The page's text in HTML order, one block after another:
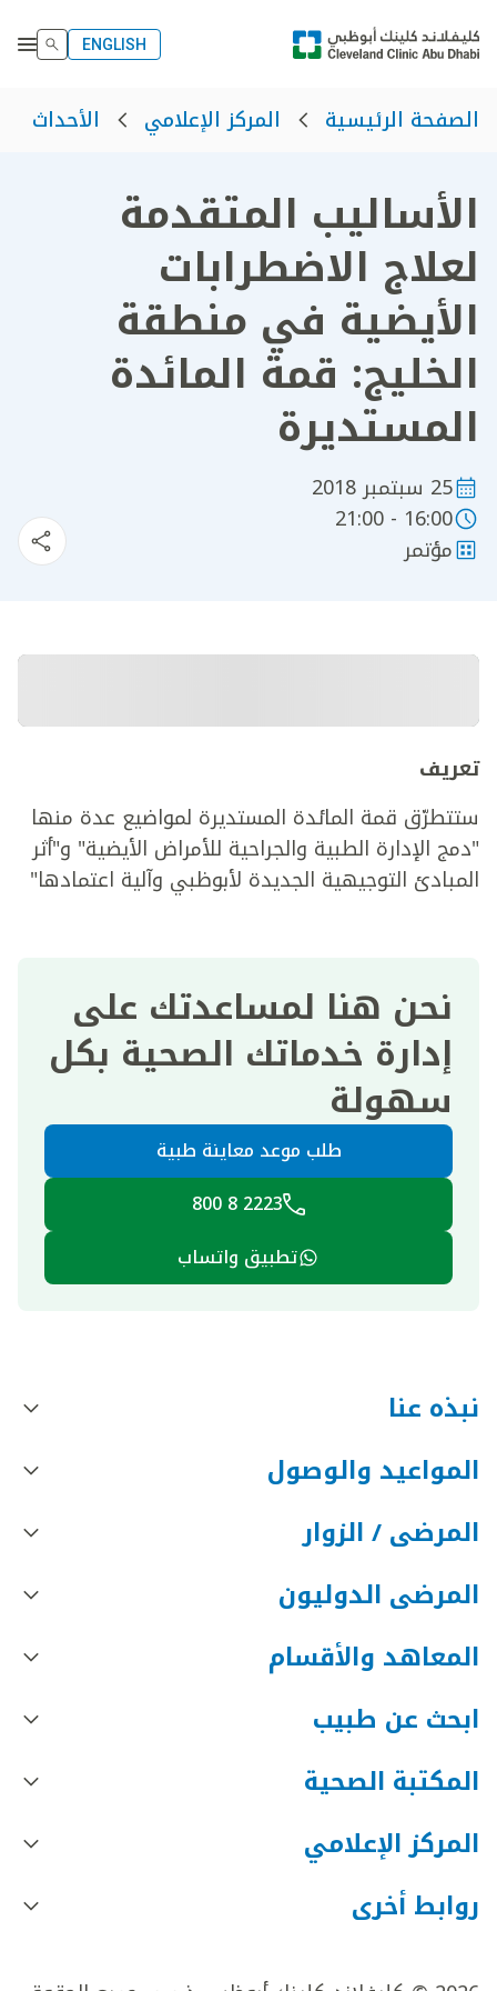
ENGLISH
الصفحة الرئيسية المركز الإعلامي الأحداث
الأساليب المتقدمة
لعلاج الاضطرابات
الأيضية في منطقة
الخليج: قمة المائدة
المستديرة
25 سبتمبر 2018
16:00 - 21:00
مؤتمر
تعريف
ستتطرّق قمة المائدة المستديرة لمواضيع عدة منها
"دمج الإدارة الطبية والجراحية للأمراض الأيضية" و"أثر
المبادئ التوجيهية الجديدة لأبوظبي وآلية اعتمادها"
نحن هنا لمساعدتك على
إدارة خدماتك الصحية بكل
سهولة
طلب موعد معاينة طبية
2223 8 800
تطبيق واتساب
نبذه عنا
المواعيد والوصول
المرضى / الزوار
المرضى الدوليون
المعاهد والأقسام
ابحث عن طبيب
المكتبة الصحية
المركز الإعلامي
روابط أخرى